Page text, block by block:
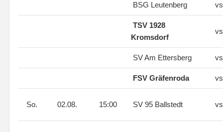
BSG Leutenberg
TSV 1928
Kromsdorf
SV Am Ettersberg
FSV Gräfenroda
So. 02.08. 15:00 SV 95 Ballstedt